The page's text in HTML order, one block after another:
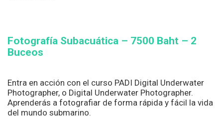
Fotografía Subacuática – 7500 Baht – 2
Buceos
Entra en acción con el curso PADI Digital Underwater
Photographer, o Digital Underwater Photographer.
Aprenderás a fotografiar de forma rápida y fácil la vida
del mundo submarino.